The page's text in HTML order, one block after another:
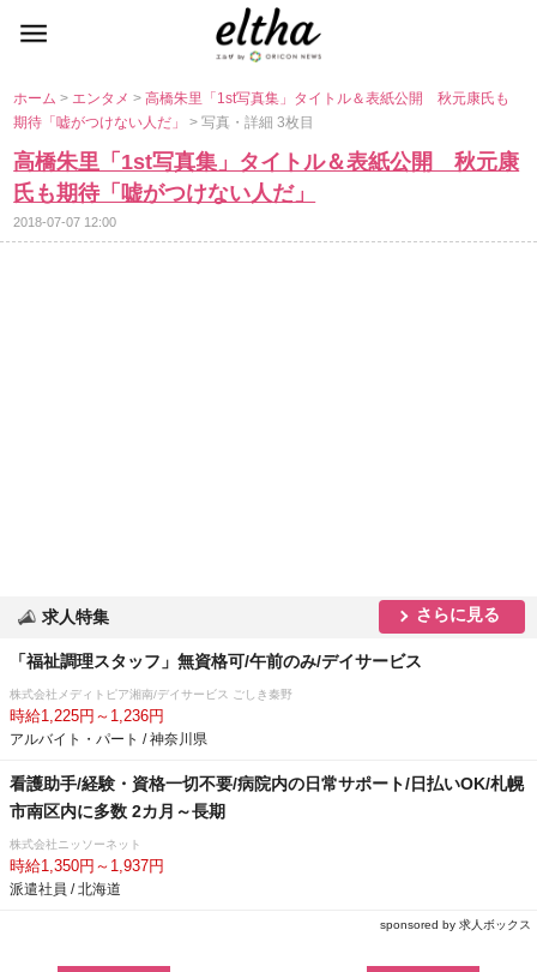
ホーム> エンタメ>高橋朱里「1st写真集」タイトル＆表紙公開 秋元康氏も
期待「嘘がつけない人だ」> 写真・詳細 3枚目
高橋朱里「1st写真集」タイトル＆表紙公開 秋元康
氏も期待「嘘がつけない人だ」
2018-07-07 12:00
求人特集 さらに見る
「福祉調理スタッフ」無資格可/午前のみ/デイサービス
株式会社メディトピア湘南/デイサービス ごしき秦野
時給1,225円～1,236円
アルバイト・パート / 神奈川県
看護助手/経験・資格一切不要/病院内の日常サポート/日払いOK/札幌
市南区内に多数 2カ月～長期
株式会社ニッソーネット
時給1,350円～1,937円
派遣社員 / 北海道
sponsored by 求人ボックス